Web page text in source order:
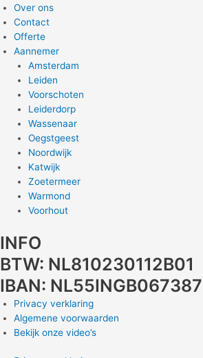
Over ons
Contact
Offerte
Aannemer
Amsterdam
Leiden
Voorschoten
Leiderdorp
Wassenaar
Oegstgeest
Noordwijk
Katwijk
Zoetermeer
Warmond
Voorhout
INFO
BTW: NL810230112B01
IBAN:
Privacy verklaring
Algemene voorwaarden
Bekijk onze video’s